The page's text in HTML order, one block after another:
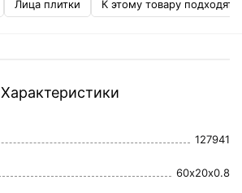
Лица плитки К этому товару подходят
Характеристики
127941
60x20x0.8